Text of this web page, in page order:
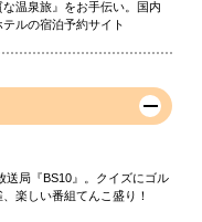
温泉旅』をお手伝い。国内
ルの宿泊予約サイト
送局『BS10』。クイズにゴル
楽しい番組てんこ盛り！